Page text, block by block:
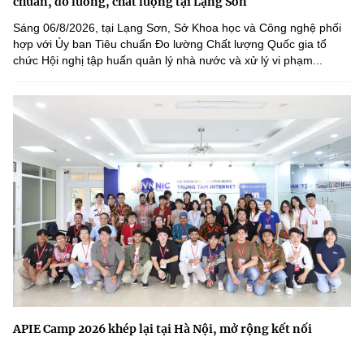
Sáng 06/8/2026, tại Lạng Sơn, Sở Khoa học và Công nghệ phối
hợp với Ủy ban Tiêu chuẩn Đo lường Chất lượng Quốc gia tổ
chức Hội nghị tập huấn quản lý nhà nước và xử lý vi phạm...
APIE Camp 2026 khép lại tại Hà Nội, mở rộng kết nối